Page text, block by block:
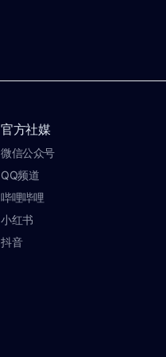
官方社媒
微信公众号
QQ频道
哔哩哔哩
小红书
抖音